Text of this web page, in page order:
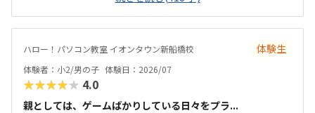
は付けてくれるそうです。ドコモショップ内なので音が気になるかと
思いましたが、扉を閉めればそんなに気になりませんでした。一面ガ
ラスなので程よい解放感で授業の様子が見れます。プログラミング教
プライベートでも使えるからいいかな、と思ってます。学校で使って
いるパソコンはタッチパネルタイプなので、キーボードは打てるかな
と心配でしたが、すぐに慣れました。コマンド１つでた...
ハロー！パソコン教室 イオンタウン新船橋校 体験生
体験者：小2/男の子 体験日：2026/07
★★★★★ 4.0
親としては、ゲームばかりしている日々をプラ...